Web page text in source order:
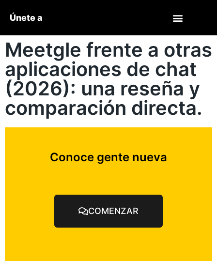
Únete a
Meetgle frente a otras
aplicaciones de chat
(2026): una reseña y
comparación directa.
Conoce gente nueva
COMENZAR